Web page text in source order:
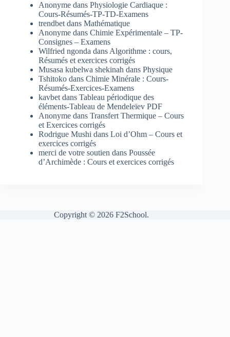
Anonyme dans Physiologie Cardiaque :
Cours-Résumés-TP-TD-Examens
trendbet dans Mathématique
Anonyme dans Chimie Expérimentale – TP-
Consignes – Examens
Wilfried ngonda dans Algorithme : cours,
Résumés et exercices corrigés
Musasa kubelwa shekinah dans Physique
Tshitoko dans Chimie Minérale : Cours-
Résumés-Exercices-Examens
kavbet dans Tableau périodique des
éléments-Tableau de Mendeleïev PDF
Anonyme dans Transfert Thermique – Cours
et Exercices corrigés
Rodrigue Mushi dans Loi d’Ohm – Cours et
exercices corrigés
merci de votre soutien dans Poussée
d’Archimède : Cours et exercices corrigés
Copyright © 2026 F2School.